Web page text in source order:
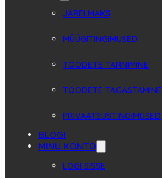
JÄRELMAKS
MÜÜGITINGIMUSED
TOODETE TARNIMINE
TOODETE TAGASTAMINE
PRIVAATSUSTINGIMUSED
BLOGI
MINU KONTO
LOGI SISSE